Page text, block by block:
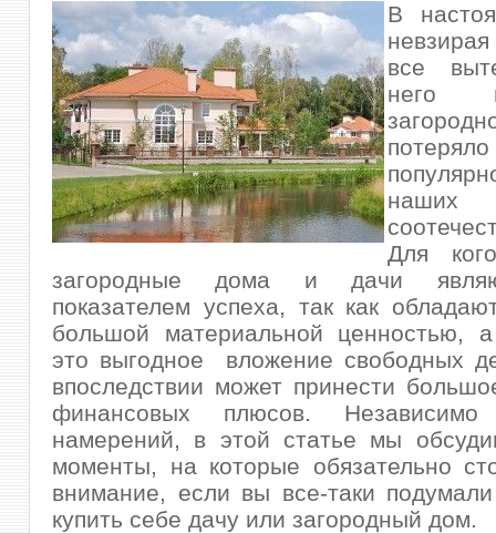
В
все
него
наших
Для
загородные дома и дачи
показателем успеха, так как
большой материальной ценностью,
это выгодное вложение свободных
впоследствии может принести
финансовых плюсов.
намерений, в этой статье мы
моменты, на которые обязательно
внимание, если вы все-таки
купить себе дачу или загородный дом.